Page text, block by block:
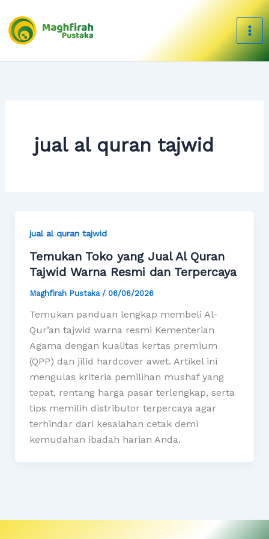
content
jual al quran tajwid
jual al quran tajwid
Temukan Toko yang Jual Al Quran
Tajwid Warna Resmi dan Terpercaya
Maghfirah Pustaka / 06/06/2026
Temukan panduan lengkap membeli Al-
Qur’an tajwid warna resmi Kementerian
Agama dengan kualitas kertas premium
(QPP) dan jilid hardcover awet. Artikel ini
mengulas kriteria pemilihan mushaf yang
tepat, rentang harga pasar terlengkap, serta
tips memilih distributor terpercaya agar
terhindar dari kesalahan cetak demi
kemudahan ibadah harian Anda.